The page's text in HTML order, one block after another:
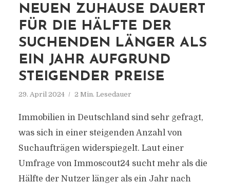
NEUEN ZUHAUSE DAUERT
FÜR DIE HÄLFTE DER
SUCHENDEN LÄNGER ALS
EIN JAHR AUFGRUND
STEIGENDER PREISE
29. April 2024 2 Min. Lesedauer
Immobilien in Deutschland sind sehr gefragt,
was sich in einer steigenden Anzahl von
Suchaufträgen widerspiegelt. Laut einer
Umfrage von Immoscout24 sucht mehr als die
Hälfte der Nutzer länger als ein Jahr nach